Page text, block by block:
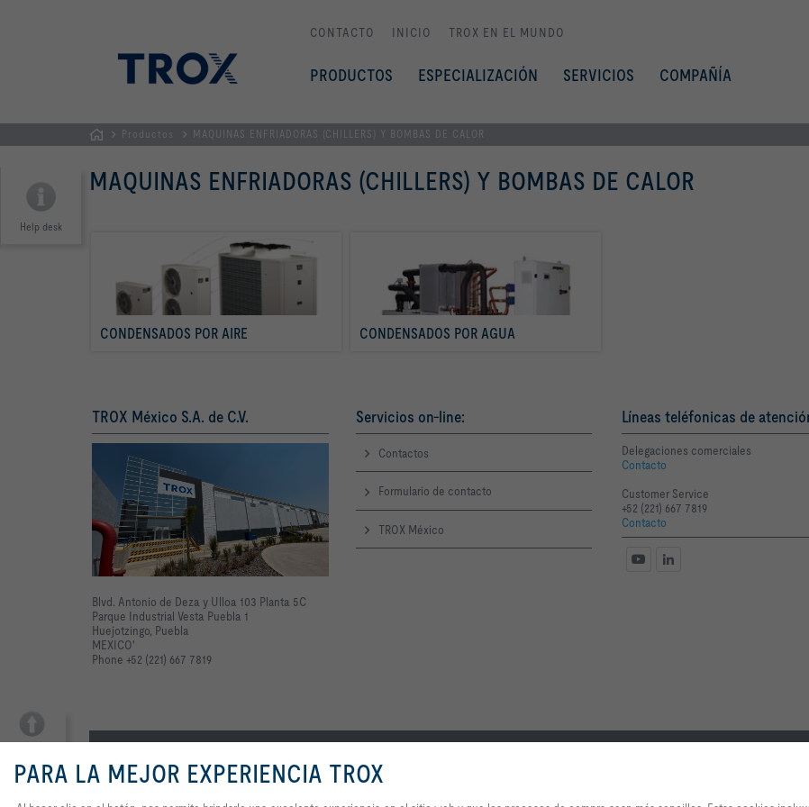
CONTACTO INICIO TROX EN EL MUNDO
PRODUCTOS ESPECIALIZACIÓN SERVICIOS COMPAÑÍA
PRINCIPAL
Productos MAQUINAS ENFRIADORAS (CHILLERS) Y BOMBAS DE CALOR
Help desk
MAQUINAS ENFRIADORAS (CHILLERS) Y BOMBAS DE CALOR
CONDENSADOS POR AIRE CONDENSADOS POR AGUA
TROX México S.A. de C.V.
Blvd. Antonio de Deza y Ulloa 103 Planta 5C
Parque Industrial Vesta Puebla 1
Huejotzingo, Puebla
MEXICO'
Phone +52 (221) 667 7819
Servicios on-line:
Contactos
Formulario de contacto
TROX México
Líneas teléfonicas de
Delegaciones comerciales
Contacto
Customer Service
+52 (221) 667 7819
Contacto
Inicio Contactos Imprint Condiciones de contratación Privacidad Aviso legal
TOP
PARA LA MEJOR EXPERIENCIA TROX